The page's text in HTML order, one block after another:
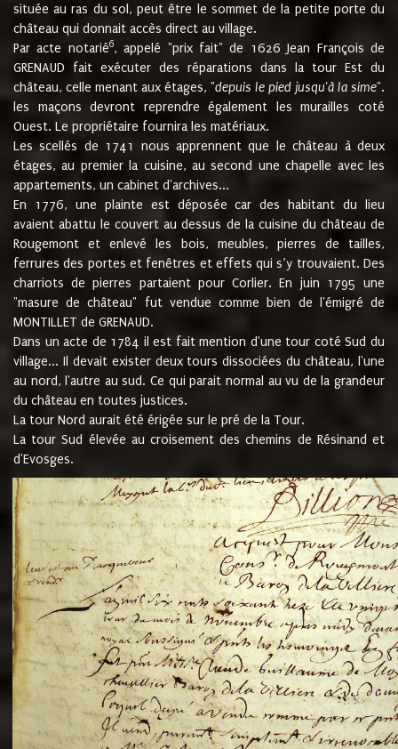
située au ras du sol, peut être le sommet de la petite porte du
château qui donnait accès direct au village.
Par acte notarié6, appelé "prix fait" de 1626 Jean François de
GRENAUD fait exécuter des réparations dans la tour Est du
château, celle menant aux étages, "depuis le pied jusqu'à la sime".
les maçons devront reprendre également les murailles coté
Ouest. Le propriétaire fournira les matériaux.
Les scellés de 1741 nous apprennent que le château à deux
étages, au premier la cuisine, au second une chapelle avec les
appartements, un cabinet d'archives...
En 1776, une plainte est déposée car des habitant du lieu
avaient abattu le couvert au dessus de la cuisine du château de
Rougemont et enlevé les bois, meubles, pierres de tailles,
ferrures des portes et fenêtres et effets qui s’y trouvaient. Des
charriots de pierres partaient pour Corlier. En juin 1795 une
"masure de château" fut vendue comme bien de l'émigré de
MONTILLET de GRENAUD.
Dans un acte de 1784 il est fait mention d'une tour coté Sud du
village... Il devait exister deux tours dissociées du château, l'une
au nord, l'autre au sud. Ce qui parait normal au vu de la grandeur
du château en toutes justices.
La tour Nord aurait été érigée sur le pré de la Tour.
La tour Sud élevée au croisement des chemins de Résinand et
d'Evosges.